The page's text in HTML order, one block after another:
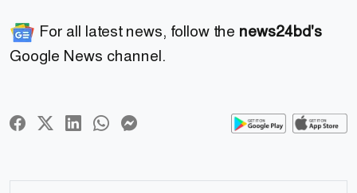
For all latest news, follow the news24bd's
Google News channel.